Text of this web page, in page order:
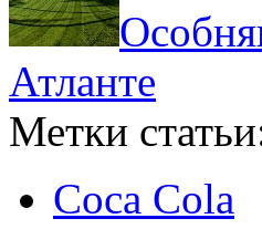
Атланте
Метки
Coca Cola